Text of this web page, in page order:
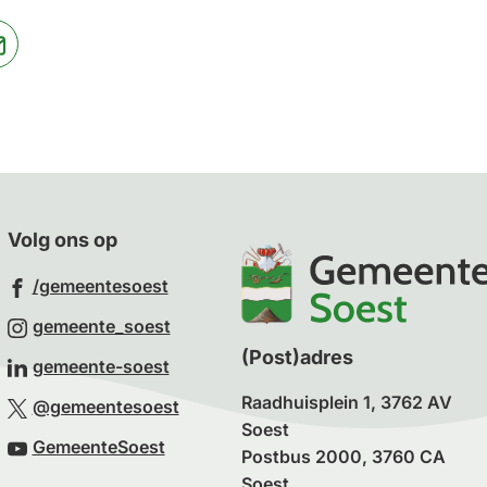
Volg ons op
/gemeentesoest(Verwijst
naar
externe
website)
gemeente_soest(Verwijst
externe
website)
gemeente-soest(Verwijst
naar
@gemeentesoest(Verwijst
GemeenteSoest(Verwijst
(Post)adres
Raadhuisplein 1, 3762 AV
Soest
Postbus 2000, 3760 CA